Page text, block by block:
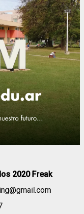
2020 Freak